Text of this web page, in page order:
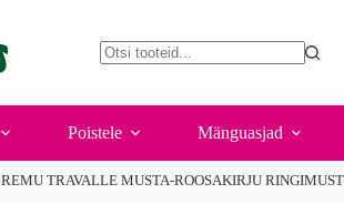
Poistele Mänguasjad
REMU TRAVALLE MUSTA-ROOSAKIRJU